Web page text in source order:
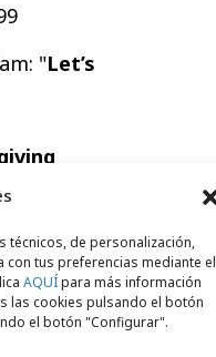
técnicos, de personalización,
tus preferencias mediante el
AQUÍpara más información
las cookies pulsando el botón
el botón "Configurar".
"Let’s
Claverol:
Madre,